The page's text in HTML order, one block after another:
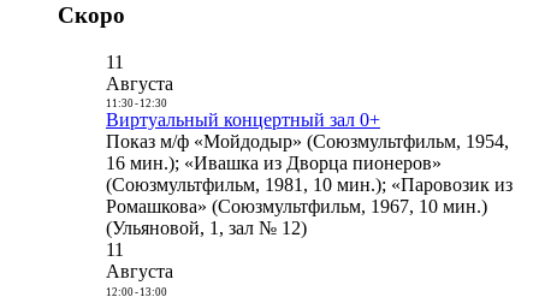
Скоро
11
Августа
11:30- 12:30
Виртуальный концертный зал 0+
Показ м/ф «Мойдодыр» (Союзмультфильм, 1954,
16 мин.); «Ивашка из Дворца пионеров»
(Союзмультфильм, 1981, 10 мин.); «Паровозик из
Ромашкова» (Союзмультфильм, 1967, 10 мин.)
(Ульяновой, 1, зал № 12)
11
Августа
12:00- 13:00